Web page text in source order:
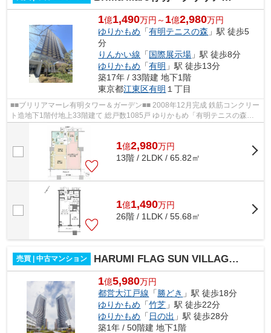
1億1,490万円～ 1億2,980万円
ゆりかもめ 「有明テニスの森 」駅 徒歩5
分
りんかい線 「国際展示場 」駅 徒歩8分
ゆりかもめ 「有明 」駅 徒歩13分
築17年 / 33階建 地下1階
東京都江東区有明 １丁目
■■ブリリアマーレ有明タワー＆ガーデン■■ 2008年12月完成 鉄筋コンクリー
ト造地下1階付地上33階建て 総戸数1085戸 ゆりかもめ「有明テニスの森」
駅徒歩5分 りんかい線「国際展示場」...
1億2,980万円
13階 / 2LDK / 65.82㎡
1億1,490万円
26階 / 1LDK / 55.68㎡
売買 | 中古マンション HARUMI FLAG SUN VILLAGE T棟
1億5,980万円
都営大江戸線 「 勝どき 」駅 徒歩18分
ゆりかもめ 「竹芝 」駅 徒歩22分
ゆりかもめ 「 日の出 」駅 徒歩28分
築1年 / 50階建 地下1階